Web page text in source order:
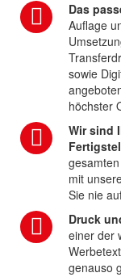
Das
Auflage
sowie
höchster
Wir sind
mit
Sie nie
Druck
einer der
genauso